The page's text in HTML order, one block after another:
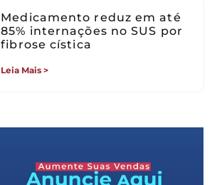
Medicamento reduz em até
85% internações no SUS por
fibrose cística
Leia Mais >